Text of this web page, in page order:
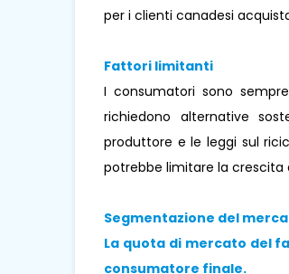
per i clienti canadesi
Fattori limitanti
I consumatori sono
richiedono alternative
produttore e le leggi sul
potrebbe limitare la
Segmentazione del
La quota di mercato del
consumatore finale.